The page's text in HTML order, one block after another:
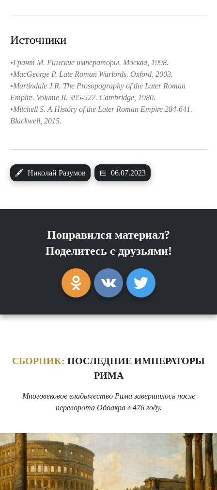
🖋 Николай Разумов 📅 06.07.2023
Источники
Грант М. Римские императоры. Москва, 1998.
MacGeorge P. Late Roman Warlords. Oxford, 2003.
Martindale J.R. The Prosopography of the Later Roman
Empire. Volume II. 395-527. Cambridge, 1980.
Mitchell S. A History of the Later Roman Empire 284-641.
Blackwell, 2015.
Понравился материал?
Поделитесь с друзьями!
СБОРНИК: ПОСЛЕДНИЕ ИМПЕРАТОРЫ
РИМА
Многовековое владычество Рима завершилось после
переворота Одоакра в 476 году.